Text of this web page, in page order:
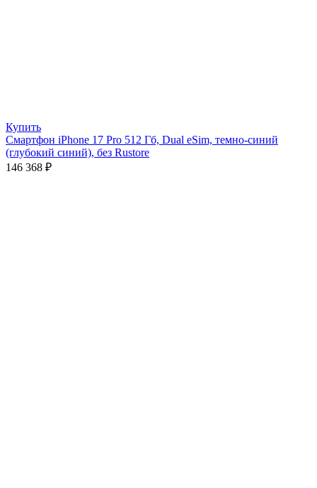
Купить
Смартфон iPhone 17 Pro 512 Гб, Dual eSim, темно-синий
(глубокий синий), без Rustore
146 368 ₽